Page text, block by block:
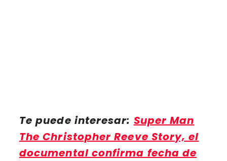
Te puede interesar: Super Man
The Christopher Reeve Story, el
documental confirma fecha de